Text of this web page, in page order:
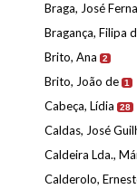
Braga, José
Bragança, Filipa
Brito, Ana 2
Brito, João de 1
Cabeça, Lídia 28
Caldas, José
Caldeira Lda.,
Calderolo,